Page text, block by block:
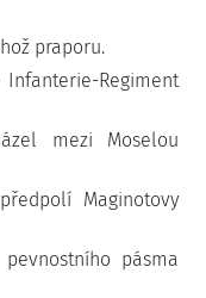
praporu.
Regiment
mezi Moselou
Maginotovy
pásma